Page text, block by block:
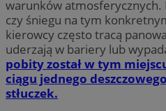
warunków atmosferycznych.
czy śniegu na tym
kierowcy często tracą
uderzają w bariery lub
pobity został w tym
ciągu jednego
stłuczek.